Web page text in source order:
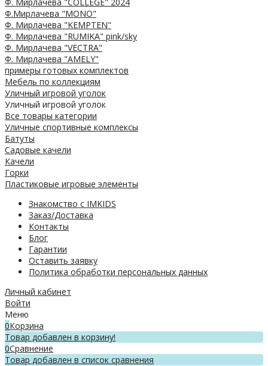
Ф.Мирлачева "MONO"
Ф. Мирлачева "KEMPTEN"
Ф. Мирлачева "RUMIKA" pink/sky
Ф. Мирлачева "VECTRA"
Ф. Мирлачева "AMELY"
примеры готовых комплектов
Мебель по коллекциям
Уличный игровой уголок
Уличный игровой уголок
Все товары категории
Уличные спортивные комплексы
Батуты
Садовые качели
Качели
Горки
Пластиковые игровые элементы
Знакомство с IMKIDS
Заказ/Доставка
Контакты
Блог
Гарантии
Оставить заявку
Политика обработки персональных данных
Личный кабинет
Войти
Меню
0Корзина
Товар добавлен в корзину!
0Сравнение
Товар добавлен в список сравнения